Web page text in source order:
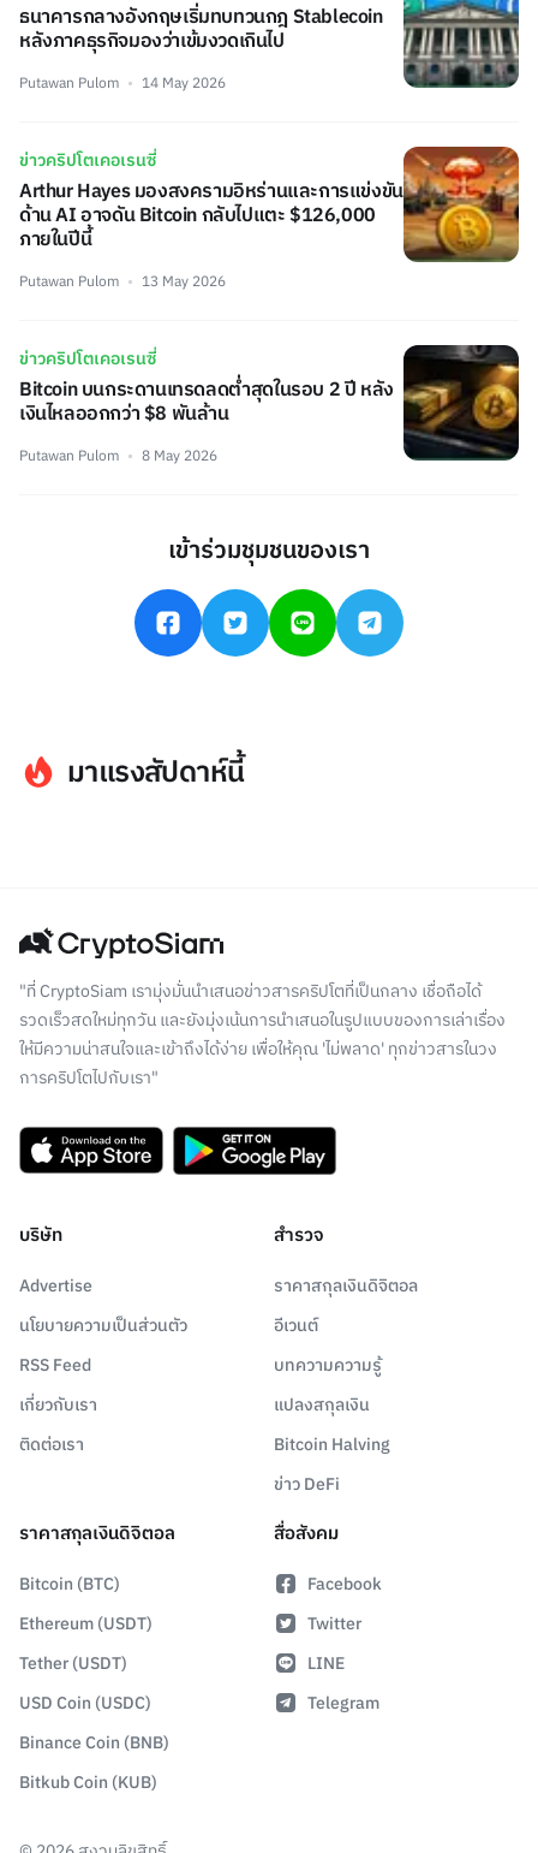
ธนาคารกลางอังกฤษเริ่มทบทวนกฎ Stablecoin
หลังภาคธุรกิจมองว่าเข้มงวดเกินไป
Putawan Pulom 14 May 2026
ข่าวคริปโตเคอเรนซี่
Arthur Hayes มองสงครามอิหร่านและการแข่งขัน
ด้าน AI อาจดัน Bitcoin กลับไปแตะ $126,000
ภายในปีนี้
Putawan Pulom 13 May 2026
ข่าวคริปโตเคอเรนซี่
Bitcoin บนกระดานเทรดลดต่ำสุดในรอบ 2 ปี หลัง
เงินไหลออกกว่า $8 พันล้าน
Putawan Pulom 8 May 2026
เข้าร่วมชุมชนของเรา
มาแรงสัปดาห์นี้
"ที่ CryptoSiam เรามุ่งมั่นนำเสนอข่าวสารคริปโตที่เป็นกลาง เชื่อถือได้
รวดเร็วสดใหม่ทุกวัน และยังมุ่งเน้นการนำเสนอในรูปแบบของการเล่าเรื่อง
ให้มีความน่าสนใจและเข้าถึงได้ง่าย เพื่อให้คุณ 'ไม่พลาด' ทุกข่าวสารในวง
การคริปโตไปกับเรา"
บริษัท
Advertise
นโยบายความเป็นส่วนตัว
RSS Feed
เกี่ยวกับเรา
ติดต่อเรา
สำรวจ
ราคาสกุลเงินดิจิตอล
อีเวนต์
บทความความรู้
แปลงสกุลเงิน
Bitcoin Halving
ข่าว DeFi
ราคาสกุลเงินดิจิตอล
Bitcoin (BTC)
Ethereum (USDT)
Tether (USDT)
USD Coin (USDC)
Binance Coin (BNB)
Bitkub Coin (KUB)
สื่อสังคม
Facebook
Twitter
LINE
Telegram